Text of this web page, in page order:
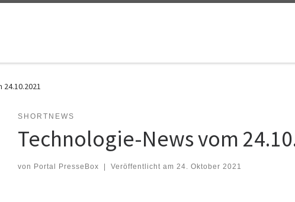
SHORTNEWS
Technologie-News vom
von Portal PresseBox Veröffentlicht am 24. Oktober 2021